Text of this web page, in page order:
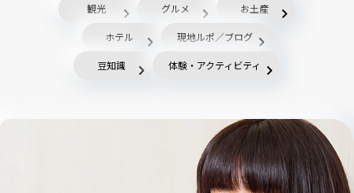
観光 グルメ お土産
ホテル 現地ルポ／ブログ
豆知識 体験・アクティビティ